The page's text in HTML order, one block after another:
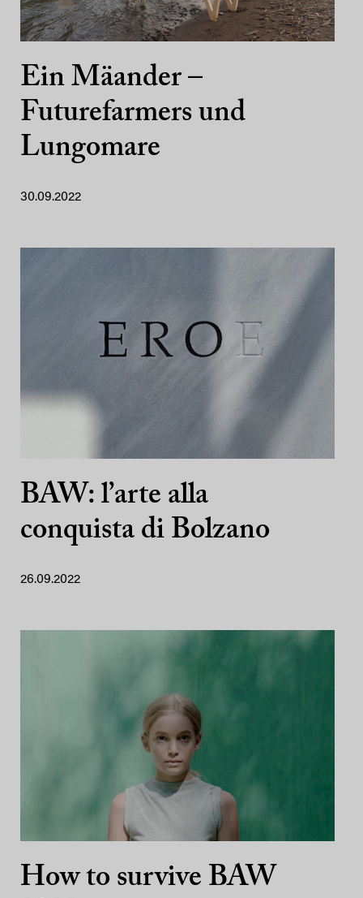
Ein Mäander –
Futurefarmers und
Lungomare
30.09.2022
BAW: l’arte alla
conquista di Bolzano
26.09.2022
How to survive BAW